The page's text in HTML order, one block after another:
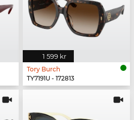
1 599 kr
Tory Burch
TY7191U - 172813